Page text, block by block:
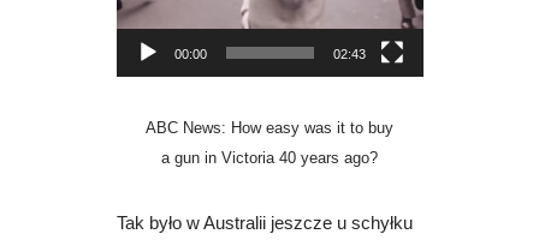
c
z
d
e
00:00 02:43
ABC News: How easy was it to buy
a gun in Victoria 40 years ago?
Tak było w Australii jeszcze u schyłku